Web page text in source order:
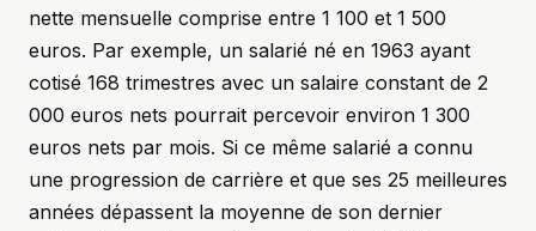
nette mensuelle comprise entre 1 100 et 1 500
euros. Par exemple, un salarié né en 1963 ayant
cotisé 168 trimestres avec un salaire constant de 2
000 euros nets pourrait percevoir environ 1 300
euros nets par mois. Si ce même salarié a connu
une progression de carrière et que ses 25 meilleures
années dépassent la moyenne de son dernier